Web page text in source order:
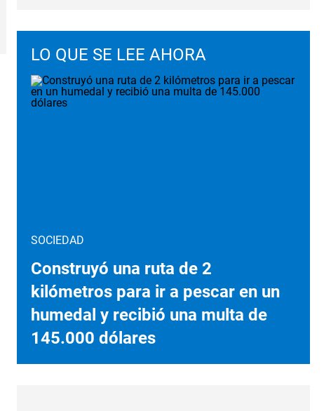
LO QUE SE LEE AHORA
SOCIEDAD
Construyó una ruta de 2
kilómetros para ir a pescar en un
humedal y recibió una multa de
145.000 dólares